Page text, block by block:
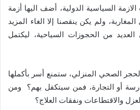
السياسية الدولية، أضف اليها أزمة
ولم يكن ينقصنا إلا الغاء المزيد
من الحجوزات السياحية، ليكتمل
الصحي المنزلي، ستمنع أسر بأكملها
أو التجارة، فمن سيتكفل بهم؟ ومن
والاقتطاعات ونفقات العلاج؟